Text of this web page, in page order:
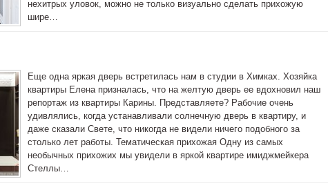
нехитрых уловок, можно не только визуально сделать прихожую
шире…
Еще одна яркая дверь встретилась нам в студии в Химках. Хозяйка
квартиры Елена призналась, что на желтую дверь ее вдохновил наш
репортаж из квартиры Карины. Представляете? Рабочие очень
удивлялись, когда устанавливали солнечную дверь в квартиру, и
даже сказали Свете, что никогда не видели ничего подобного за
столько лет работы. Тематическая прихожая Одну из самых
необычных прихожих мы увидели в яркой квартире имиджмейкера
Стеллы…